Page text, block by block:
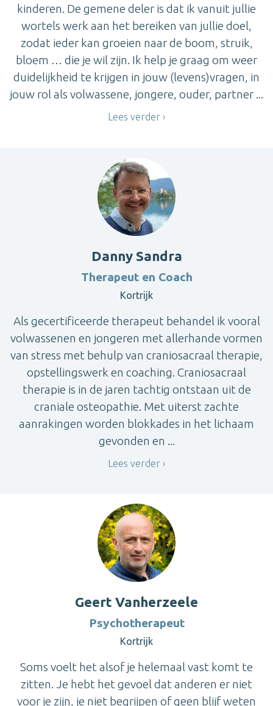
kinderen. De gemene deler is dat ik vanuit jullie
wortels werk aan het bereiken van jullie doel,
zodat ieder kan groeien naar de boom, struik,
bloem … die je wil zijn. Ik help je graag om weer
duidelijkheid te krijgen in jouw (levens)vragen, in
jouw rol als volwassene, jongere, ouder, partner ...
Lees verder
Danny Sandra
Therapeut en Coach
Kortrijk
Als gecertificeerde therapeut behandel ik vooral
volwassenen en jongeren met allerhande vormen
van stress met behulp van craniosacraal therapie,
opstellingswerk en coaching. Craniosacraal
therapie is in de jaren tachtig ontstaan uit de
craniale osteopathie. Met uiterst zachte
aanrakingen worden blokkades in het lichaam
gevonden en ...
Lees verder
Geert Vanherzeele
Psychotherapeut
Kortrijk
Soms voelt het alsof je helemaal vast komt te
zitten. Je hebt het gevoel dat anderen er niet
voor je zijn, je niet begrijpen of geen blijf weten